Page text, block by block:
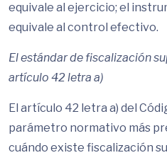
equivale al ejercicio; el
equivale al control efectivo.
El estándar de fiscalización
artículo 42 letra a)
El artículo 42 letra a) del
parámetro normativo más
cuándo existe fiscalización